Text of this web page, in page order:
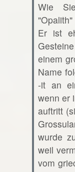
Wie
Er ist
einem
Name
-it an
wenn er
auftritt
wurde
weil
vom